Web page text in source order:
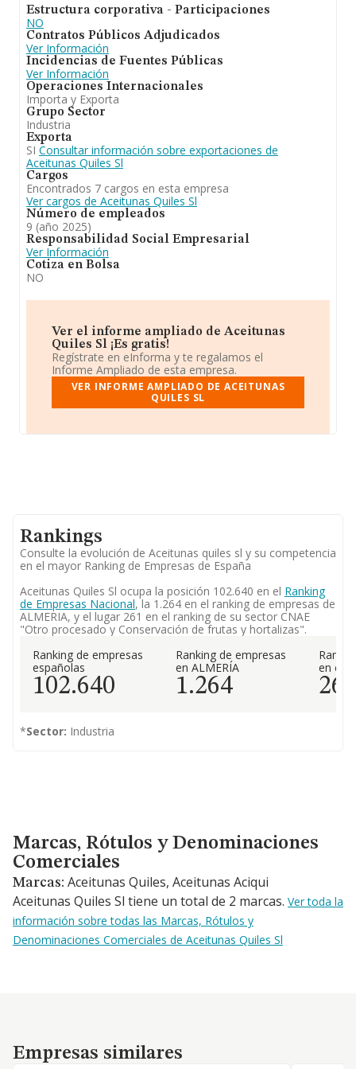
aunque en el ranking de todas las empresas en el
territorio nacional, la compañía ha experimentado una
subida.
Estructura corporativa - Participaciones
NO
Contratos Públicos Adjudicados
Ver Información
Incidencias de Fuentes Públicas
Ver Información
Operaciones Internacionales
Importa y Exporta
Grupo Sector
Industria
Exporta
SI Consultar información sobre exportaciones de
Aceitunas Quiles Sl
Cargos
Encontrados 7 cargos en esta empresa
Ver cargos de Aceitunas Quiles Sl
Número de empleados
9 (año 2025)
Responsabilidad Social Empresarial
Ver Información
Cotiza en Bolsa
NO
Ver el informe ampliado de Aceitunas
Quiles Sl ¡Es gratis!
Regístrate en eInforma y te regalamos el
Informe Ampliado de esta empresa.
VER INFORME AMPLIADO DE ACEITUNAS
QUILES SL
Rankings
Consulte la evolución de Aceitunas quiles sl y su competencia
en el mayor Ranking de Empresas de España
Aceitunas Quiles Sl ocupa la posición 102.640 en el Ranking
de Empresas Nacional, la 1.264 en el ranking de empresas de
ALMERIA, y el lugar 261 en el ranking de su sector CNAE
"Otro procesado y Conservación de frutas y hortalizas".
Ranking de empresas
españolas
102.640
Ranking de empresas
en ALMERÍA
1.264
en el
261
*Sector: Industria
Marcas, Rótulos y Denominaciones Comerciales
Marcas, Rótulos y Denominaciones
Comerciales
Marcas: Aceitunas Quiles, Aceitunas Aciqui
Aceitunas Quiles Sl tiene un total de 2 marcas. Ver toda la
información sobre todas las Marcas, Rótulos y
Denominaciones Comerciales de Aceitunas Quiles Sl
Empresas similares
Empresas similares